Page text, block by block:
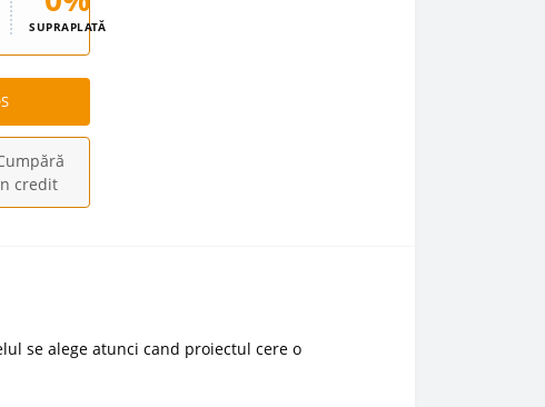
SUPRAPLATĂ
credit
se alege atunci cand proiectul cere o